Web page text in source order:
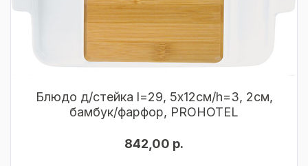
Блюдо д/стейка l=29, 5х12см/h=3, 2см,
бамбук/фарфор, PROHOTEL
842,00 р.